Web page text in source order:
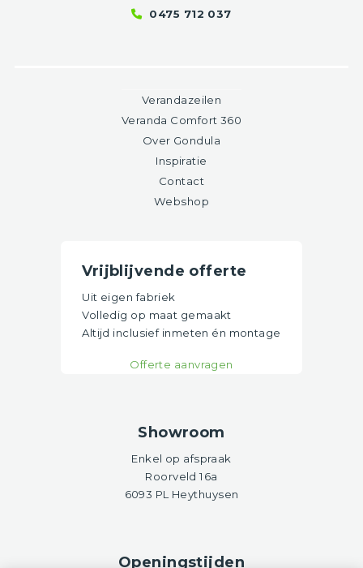
0475 712 037
Verandazeilen
Veranda Comfort 360
Over Gondula
Inspiratie
Contact
Webshop
Vrijblijvende offerte
Uit eigen fabriek
Volledig op maat gemaakt
Altijd inclusief inmeten én montage
Offerte aanvragen
Showroom
Enkel op afspraak
Roorveld 16a
6093 PL Heythuysen
Openingstijden